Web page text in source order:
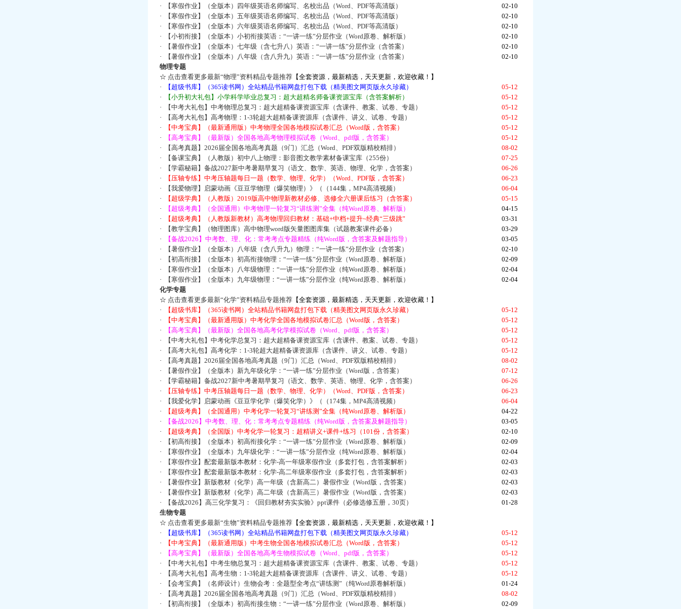
·
【寒假作业】（全版本）四年级英语名师编写、名校出品（Word、PDF等高清版）
02-10
·
【寒假作业】（全版本）五年级英语名师编写、名校出品（Word、PDF等高清版）
02-10
·
【寒假作业】（全版本）六年级英语名师编写、名校出品（Word、PDF等高清版）
02-10
·
【小初衔接】（全版本）小初衔接英语：“一讲一练”分层作业（Word原卷、解析版）
02-10
·
【暑假作业】（全版本）七年级（含七升八）英语：“一讲一练”分层作业（含答案）
02-10
·
【暑假作业】（全版本）八年级（含八升九）英语：“一讲一练”分层作业（含答案）
02-10
物理专题
☆ 点击查看更多最新“物理”资料精品专题推荐【全套资源，最新精选，天天更新，欢迎收藏！】
·
【超级书库】（365读书网）全站精品书籍网盘打包下载（精美图文网页版永久珍藏）
05-12
·
【小升初大礼包】小学科学毕业总复习：超大超精名师备课资源宝库（含答案解析）
05-12
·
【中考大礼包】中考物理总复习：超大超精备课资源宝库（含课件、教案、试卷、专题）
05-12
·
【高考大礼包】高考物理：1-3轮超大超精备课资源库（含课件、讲义、试卷、专题）
05-12
·
【中考宝典】（最新通用版）中考物理全国各地模拟试卷汇总（Word版，含答案）
05-12
·
【高考宝典】（最新版）全国各地高考物理模拟试卷（Word、pdf版，含答案）
05-12
·
【高考真题】2026届全国各地高考真题（9门）汇总（Word、PDF双版精校精排）
08-02
·
【备课宝典】（人教版）初中八上物理：影音图文教学素材备课宝库（255份）
07-25
·
【学霸秘籍】备战2027新中考暑期早复习（语文、数学、英语、物理、化学，含答案）
06-26
·
【压轴专练】中考压轴题每日一题（数学、物理、化学）（Word、PDF版，含答案）
06-23
·
【我爱物理】启蒙动画《豆豆学物理（爆笑物理）》（（144集，MP4高清视频）
06-04
·
【超级学典】（人教版）2019版高中物理新教材必修、选修全六册课后练习（含答案）
05-15
·
【超级考典】（全国通用）中考物理一轮复习“讲练测”全集（纯Word原卷、解析版）
04-15
·
【超级考典】（人教版新教材）高考物理回归教材：基础+中档+提升~经典“三级跳”
03-31
·
【教学宝典】（物理图库）高中物理word版矢量图图库集（试题教案课件必备）
03-29
·
【备战2026】中考数、理、化：常考考点专题精练（纯Word版，含答案及解题指导）
03-05
·
【暑假作业】（全版本）八年级（含八升九）物理：“一讲一练”分层作业（含答案）
02-10
·
【初高衔接】（全版本）初高衔接物理：“一讲一练”分层作业（Word原卷、解析版）
02-09
·
【寒假作业】（全版本）八年级物理：“一讲一练”分层作业（纯Word原卷、解析版）
02-04
·
【寒假作业】（全版本）九年级物理：“一讲一练”分层作业（纯Word原卷、解析版）
02-04
化学专题
☆ 点击查看更多最新“化学”资料精品专题推荐【全套资源，最新精选，天天更新，欢迎收藏！】
·
【超级书库】（365读书网）全站精品书籍网盘打包下载（精美图文网页版永久珍藏）
05-12
·
【中考宝典】（最新通用版）中考化学全国各地模拟试卷汇总（Word版，含答案）
05-12
·
【高考宝典】（最新版）全国各地高考化学模拟试卷（Word、pdf版，含答案）
05-12
·
【中考大礼包】中考化学总复习：超大超精备课资源宝库（含课件、教案、试卷、专题）
05-12
·
【高考大礼包】高考化学：1-3轮超大超精备课资源库（含课件、讲义、试卷、专题）
05-12
·
【高考真题】2026届全国各地高考真题（9门）汇总（Word、PDF双版精校精排）
08-02
·
【暑假作业】（全版本）新九年级化学：“一讲一练”分层作业（Word版，含答案）
07-12
·
【学霸秘籍】备战2027新中考暑期早复习（语文、数学、英语、物理、化学，含答案）
06-26
·
【压轴专练】中考压轴题每日一题（数学、物理、化学）（Word、PDF版，含答案）
06-23
·
【我爱化学】启蒙动画《豆豆学化学（爆笑化学）》（（174集，MP4高清视频）
06-04
·
【超级考典】（全国通用）中考化学一轮复习“讲练测”全集（纯Word原卷、解析版）
04-22
·
【备战2026】中考数、理、化：常考考点专题精练（纯Word版，含答案及解题指导）
03-05
·
【超级考典】（全国版）中考化学一轮复习：超精讲义+课件+练习（101份，含答案）
02-10
·
【初高衔接】（全版本）初高衔接化学：“一讲一练”分层作业（Word原卷、解析版）
02-09
·
【寒假作业】（全版本）九年级化学：“一讲一练”分层作业（纯Word原卷、解析版）
02-04
·
【寒假作业】配套最新版本教材：化学-高一年级寒假作业（多套打包，含答案解析）
02-03
·
【寒假作业】配套最新版本教材：化学-高二年级寒假作业（多套打包，含答案解析）
02-03
·
【暑假作业】新版教材（化学）高一年级（含新高二）暑假作业（Word版，含答案）
02-03
·
【暑假作业】新版教材（化学）高二年级（含新高三）暑假作业（Word版，含答案）
02-03
·
【备战2026】高三化学复习：《回归教材夯实实验》ppt课件（必修选修五册，30页）
01-28
生物专题
☆ 点击查看更多最新“生物”资料精品专题推荐【全套资源，最新精选，天天更新，欢迎收藏！】
·
【超级书库】（365读书网）全站精品书籍网盘打包下载（精美图文网页版永久珍藏）
05-12
·
【中考宝典】（最新通用版）中考生物全国各地模拟试卷汇总（Word版，含答案）
05-12
·
【高考宝典】（最新版）全国各地高考生物模拟试卷（Word、pdf版，含答案）
05-12
·
【中考大礼包】中考生物总复习：超大超精备课资源宝库（含课件、教案、试卷、专题）
05-12
·
【高考大礼包】高考生物：1-3轮超大超精备课资源库（含课件、讲义、试卷、专题）
05-12
·
【会考宝典】（名师设计）生物会考：全题型全考点“讲练测”（纯Word原卷解析版）
01-24
·
【高考真题】2026届全国各地高考真题（9门）汇总（Word、PDF双版精校精排）
08-02
·
【初高衔接】（全版本）初高衔接生物：“一讲一练”分层作业（Word原卷、解析版） 02-09